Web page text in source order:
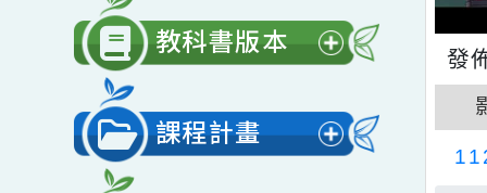
選
單
展
開
選
單
展